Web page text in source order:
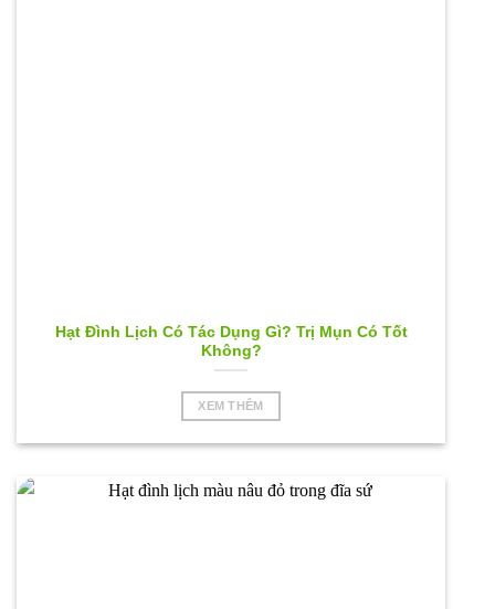
Hạt Đình Lịch Có Tác Dụng Gì? Trị Mụn Có Tốt
Không?
XEM THÊM